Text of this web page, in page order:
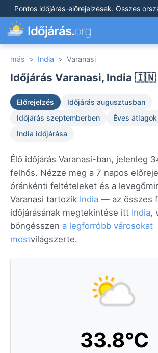
Pontos időjárás-előrejelzések. Összes
Időjárás.org
más > India > Varanasi
Időjárás Varanasi, India 🇮🇳
Előrejelzés
Időjárás augusztusban
Időjárás szeptemberben
Éves átlagok
India időjárása
Élő időjárás Varanasi-ban, jelenleg
felhős. Nézze meg a 7 napos
óránkénti feltételeket és a
Varanasi tartozik India — az összes
időjárásának megtekintése itt India,
böngésszen a legforróbb városokat
mostvilágszerte.
33.8°C